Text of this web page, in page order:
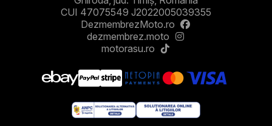
CUI 47075549 J2022005039355
DezmembrezMoto.ro
dezmembrez.moto
motorasu.ro